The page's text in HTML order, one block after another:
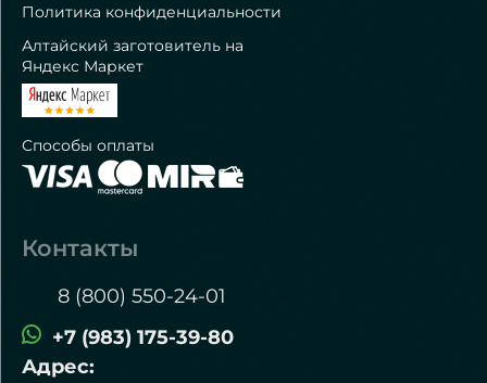
Политика конфиденциальности
Алтайский заготовитель на
Яндекс Маркет
Способы оплаты
Контакты
8 (800) 550-24-01
+7 (983) 175-39-80
Адрес: